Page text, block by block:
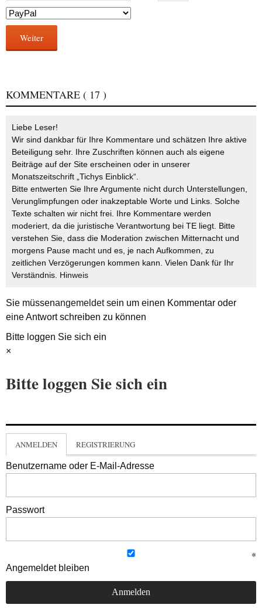
Weiter
KOMMENTARE ( 17 )
Liebe Leser!
Wir sind dankbar für Ihre Kommentare und schätzen Ihre aktive
Beteiligung sehr. Ihre Zuschriften können auch als eigene
Beiträge auf der Site erscheinen oder in unserer
Monatszeitschrift „Tichys Einblick“.
Bitte entwerten Sie Ihre Argumente nicht durch Unterstellungen,
Verunglimpfungen oder inakzeptable Worte und Links. Solche
Texte schalten wir nicht frei. Ihre Kommentare werden
moderiert, da die juristische Verantwortung bei TE liegt. Bitte
verstehen Sie, dass die Moderation zwischen Mitternacht und
morgens Pause macht und es, je nach Aufkommen, zu
zeitlichen Verzögerungen kommen kann. Vielen Dank für Ihr
Verständnis. Hinweis
Sie müssenangemeldetsein um einen Kommentar oder
eine Antwort schreiben zu können
Bitte loggen Sie sich ein
×
Bitte loggen Sie sich ein
ANMELDEN REGISTRIERUNG
Benutzername oder E-Mail-Adresse
Passwort
Angemeldet bleiben